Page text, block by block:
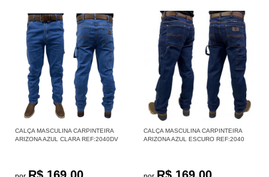
CALÇA MASCULINA CARPINTEIRA
ARIZONA AZUL CLARA REF:2040DV
R$ 169,00
CALÇA MASCULINA CARPINTEIRA
ARIZONA AZUL ESCURO REF:2040
R$ 169,00